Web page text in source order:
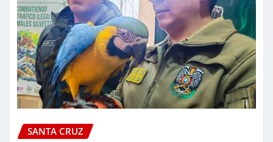
SANTA CRUZ